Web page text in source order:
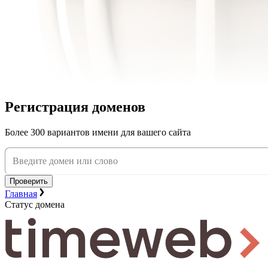
Регистрация доменов
Более 300 вариантов имени для вашего сайта
Проверить
Главная
Статус домена